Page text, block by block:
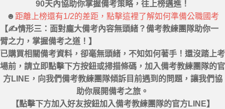
90天內協助你掌握備考策略，往上榜邁進！
☻ 距離上榜還有1/2的差距，點擊這裡了解如何準備公職國考
【✍情形三：面對龐大備考內容無頭緒？備考教練團隊助你一
臂之力，掌握備考之道！】
已購買相關備考資料，卻毫無頭緒，不知如何著手！還沒踏上考
場前，請立即點擊下方按鈕或掃描條碼，加入備考教練團隊的官
方LINE，向我們備考教練團隊傾訴目前遇到的問題，讓我們協
助你展開備考之旅。
【點擊下方加入好友按鈕加入備考教練團隊的官方LINE】